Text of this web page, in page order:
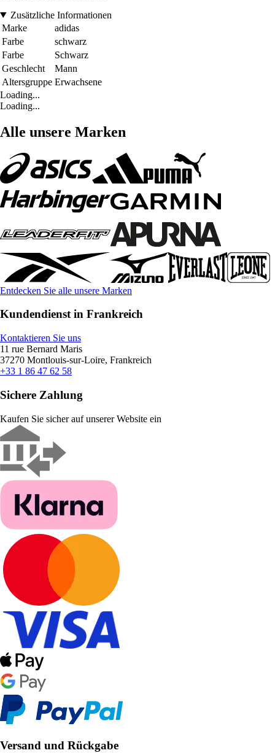
Zusätzliche Informationen
Marke
adidas
Farbe
schwarz
Farbe
Schwarz
Geschlecht
Mann
Altersgruppe Erwachsene
Loading...
Loading...
Alle unsere Marken
Entdecken Sie alle unsere Marken
Kundendienst in Frankreich
Kontaktieren Sie uns
11 rue Bernard Maris
37270 Montlouis-sur-Loire, Frankreich
+33 1 86 47 62 58
Sichere Zahlung
Kaufen Sie sicher auf unserer Website ein
Versand und Rückgabe